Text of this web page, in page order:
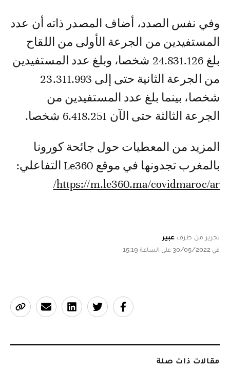
وفي نفس الصدد، أضاف المصدر ذاته أن عدد
المستفيدين من الجرعة الأولى من اللقاح
بلغ 24.831.126 شخصا، وبلغ عدد المستفيدين
من الجرعة الثانية حتى إلى 23.311.993
شخصا، بينما بلغ عدد المستفيدين من
الجرعة الثالثة حتى الآن 6.418.251 شخصا.
المزيد من المعطيات حول جائحة كورونا
بالمغرب تجدونها في موقع Le360 التفاعلي:
https://m.le360.ma/covidmaroc/ar/
تحرير من طرف عبير
في 30/05/2022 على الساعة 15:19
مقالات ذات صلة